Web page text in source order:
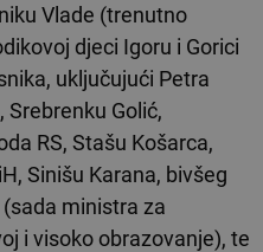
Vlade (trenutno
djeci Igoru i Gorici
uključujući Petra
Golić,
RS, Stašu Košarca,
Sinišu Karana, bivšeg
ministra za
i visoko obrazovanje), te